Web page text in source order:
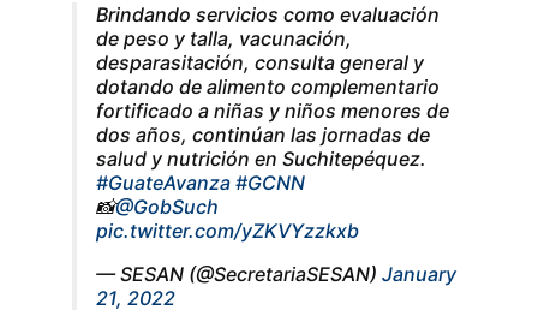
Brindando servicios como evaluación
de peso y talla, vacunación,
desparasitación, consulta general y
dotando de alimento complementario
fortificado a niñas y niños menores de
dos años, continúan las jornadas de
salud y nutrición en Suchitepéquez.
#GuateAvanza #GCNN
📸@GobSuch
pic.twitter.com/yZKVYzzkxb
— SESAN (@SecretariaSESAN) January
21, 2022